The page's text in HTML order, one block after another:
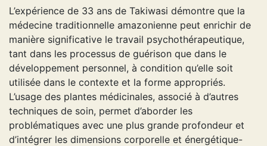
L’expérience de 33 ans de Takiwasi démontre que la
médecine traditionnelle amazonienne peut enrichir de
manière significative le travail psychothérapeutique,
tant dans les processus de guérison que dans le
développement personnel, à condition qu’elle soit
utilisée dans le contexte et la forme appropriés.
L’usage des plantes médicinales, associé à d’autres
techniques de soin, permet d’aborder les
problématiques avec une plus grande profondeur et
d’intégrer les dimensions corporelle et énergétique-